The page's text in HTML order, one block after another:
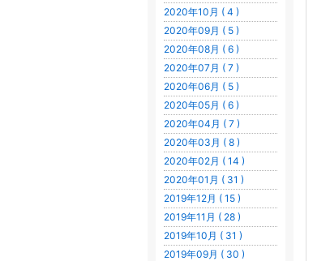
2020年10月 ( 4 )
2020年09月 ( 5 )
2020年08月 ( 6 )
2020年07月 ( 7 )
2020年06月 ( 5 )
2020年05月 ( 6 )
2020年04月 ( 7 )
2020年03月 ( 8 )
2020年02月 ( 14 )
2020年01月 ( 31 )
2019年12月 ( 15 )
2019年11月 ( 28 )
2019年10月 ( 31 )
2019年09月 ( 30 )